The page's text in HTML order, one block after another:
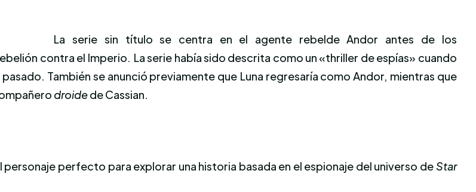
La serie sin título se centra en el agente rebelde Andor antes de los
contra el Imperio. La serie había sido descrita como un «thriller de espías» cuando
También se anunció previamente que Luna regresaría como Andor, mientras que
droidede Cassian.
perfecto para explorar una historia basada en el espionaje del universo deStar